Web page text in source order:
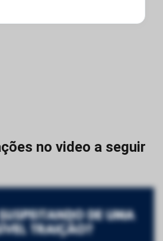
no video a seguir